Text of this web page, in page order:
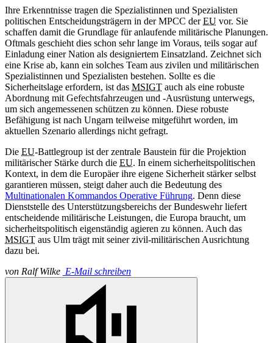
Ihre Erkenntnisse tragen die Spezialistinnen und Spezialisten
politischen Entscheidungsträgern in der MPCC derEU vor. Sie
schaffen damit die Grundlage für anlaufende militärische Planungen.
Oftmals geschieht dies schon sehr lange im Voraus, teils sogar auf
Einladung einer Nation als designiertem Einsatzland. Zeichnet sich
eine Krise ab, kann ein solches Team aus zivilen und militärischen
Spezialistinnen und Spezialisten bestehen. Sollte es die
Sicherheitslage erfordern, ist das MSIGT auch als eine robuste
Abordnung mit Gefechtsfahrzeugen und -Ausrüstung unterwegs,
um sich angemessenen schützen zu können. Diese robuste
Befähigung ist nach Ungarn teilweise mitgeführt worden, im
aktuellen Szenario allerdings nicht gefragt.
Die EU-Battlegroup ist der zentrale Baustein für die Projektion
militärischer Stärke durch die EU. In einem sicherheitspolitischen
Kontext, in dem die Europäer ihre eigene Sicherheit stärker selbst
garantieren müssen, steigt daher auch die Bedeutung des
Multinationalen Kommandos Operative Führung. Denn diese
Dienststelle des Unterstützungsbereichs der Bundeswehr liefert
entscheidende militärische Leistungen, die Europa braucht, um
sicherheitspolitisch eigenständig agieren zu können. Auch das
MSIGT aus Ulm trägt mit seiner zivil-militärischen Ausrichtung
dazu bei.
von Ralf Wilke E-Mail schreiben